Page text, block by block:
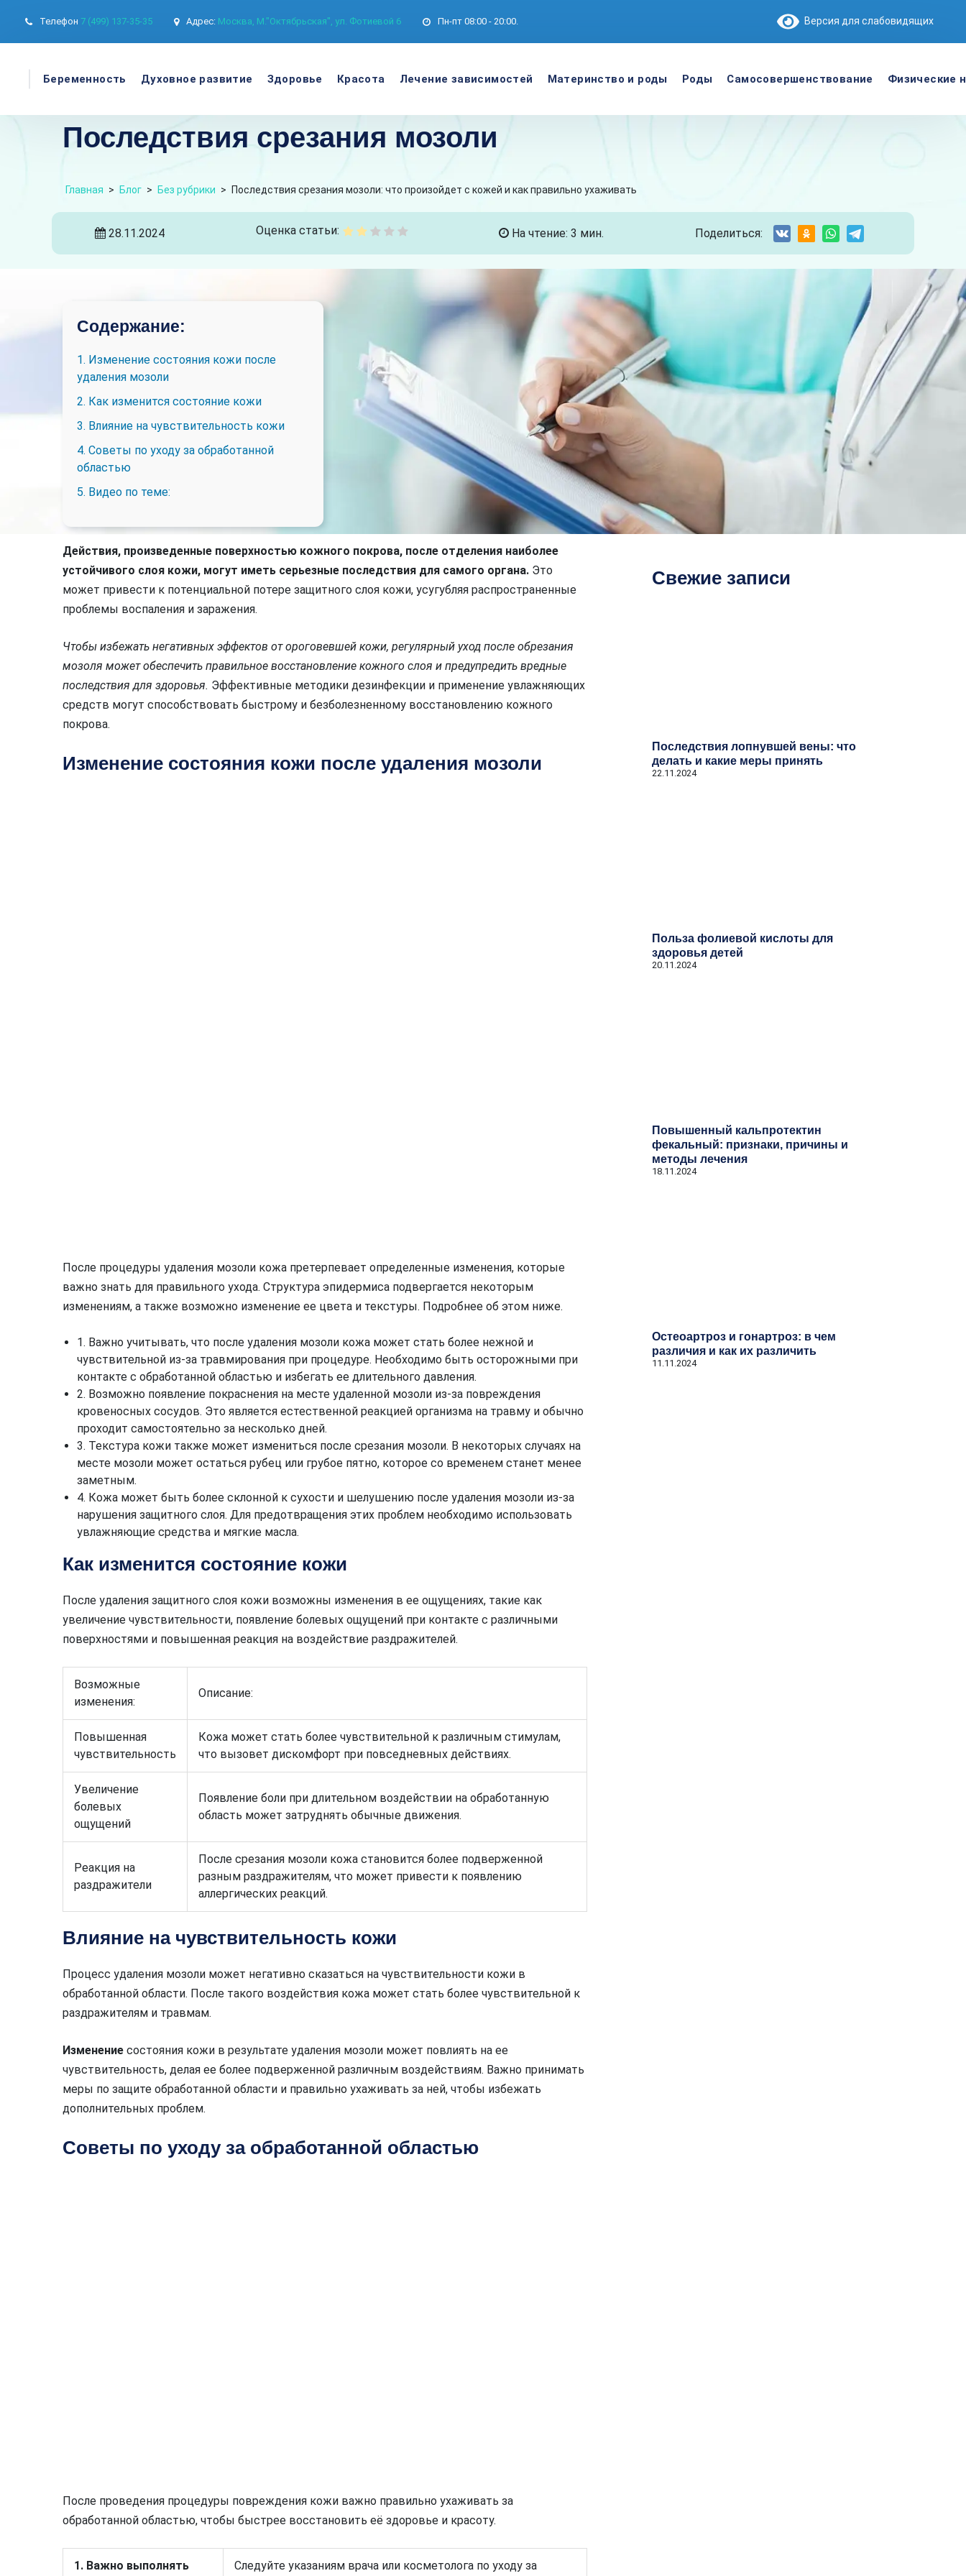
Телефон 7 (499) 137-35-35 Адрес: Москва, М."Октябрьская", ул. Фотиевой 6 Пн-пт 08:00 - 20:00. Версия для слабовидящих
Беременность Духовное развитие Здоровье Красота Лечение зависимостей Материнство и роды Роды Самосовершенствование Физические
Последствия срезания мозоли
Главная > Блог > Без рубрики > Последствия срезания мозоли: что произойдет с кожей и как правильно ухаживать
28.11.2024 Оценка статьи: На чтение: 3 мин. Поделиться:
Содержание:
1. Изменение состояния кожи после
удаления мозоли
2. Как изменится состояние кожи
3. Влияние на чувствительность кожи
4. Советы по уходу за обработанной
областью
5. Видео по теме:
Действия, произведенные поверхностью кожного покрова, после отделения наиболее
устойчивого слоя кожи, могут иметь серьезные последствия для самого органа. Это
может привести к потенциальной потере защитного слоя кожи, усугубляя распространенные
проблемы воспаления и заражения.
Чтобы избежать негативных эффектов от ороговевшей кожи, регулярный уход после обрезания
мозоля может обеспечить правильное восстановление кожного слоя и предупредить вредные
последствия для здоровья. Эффективные методики дезинфекции и применение увлажняющих
средств могут способствовать быстрому и безболезненному восстановлению кожного
покрова.
Изменение состояния кожи после удаления мозоли
После процедуры удаления мозоли кожа претерпевает определенные изменения, которые
важно знать для правильного ухода. Структура эпидермиса подвергается некоторым
изменениям, а также возможно изменение ее цвета и текстуры. Подробнее об этом ниже.
1. Важно учитывать, что после удаления мозоли кожа может стать более нежной и
чувствительной из-за травмирования при процедуре. Необходимо быть осторожными при
контакте с обработанной областью и избегать ее длительного давления.
2. Возможно появление покраснения на месте удаленной мозоли из-за повреждения
кровеносных сосудов. Это является естественной реакцией организма на травму и обычно
проходит самостоятельно за несколько дней.
3. Текстура кожи также может измениться после срезания мозоли. В некоторых случаях на
месте мозоли может остаться рубец или грубое пятно, которое со временем станет менее
заметным.
4. Кожа может быть более склонной к сухости и шелушению после удаления мозоли из-за
нарушения защитного слоя. Для предотвращения этих проблем необходимо использовать
увлажняющие средства и мягкие масла.
Как изменится состояние кожи
После удаления защитного слоя кожи возможны изменения в ее ощущениях, такие как
увеличение чувствительности, появление болевых ощущений при контакте с различными
поверхностями и повышенная реакция на воздействие раздражителей.
Возможные
изменения:
Описание:
Повышенная
чувствительность
Кожа может стать более чувствительной к различным стимулам,
что вызовет дискомфорт при повседневных действиях.
Увеличение
болевых
ощущений
Появление боли при длительном воздействии на обработанную
область может затруднять обычные движения.
Реакция на
раздражители
После срезания мозоли кожа становится более подверженной
разным раздражителям, что может привести к появлению
аллергических реакций.
Влияние на чувствительность кожи
Процесс удаления мозоли может негативно сказаться на чувствительности кожи в
обработанной области. После такого воздействия кожа может стать более чувствительной к
раздражителям и травмам.
Изменение состояния кожи в результате удаления мозоли может повлиять на ее
чувствительность, делая ее более подверженной различным воздействиям. Важно принимать
меры по защите обработанной области и правильно ухаживать за ней, чтобы избежать
дополнительных проблем.
Советы по уходу за обработанной областью
После проведения процедуры повреждения кожи важно правильно ухаживать за
обработанной областью, чтобы быстрее восстановить её здоровье и красоту.
1. Важно выполнять Следуйте указаниям врача или косметолога по уходу за
Свежие записи
Последствия лопнувшей вены: что
делать и какие меры принять
22.11.2024
Польза фолиевой кислоты для
здоровья детей
20.11.2024
Повышенный кальпротектин
фекальный: признаки, причины и
методы лечения
18.11.2024
Остеоартроз и гонартроз: в чем
различия и как их различить
11.11.2024